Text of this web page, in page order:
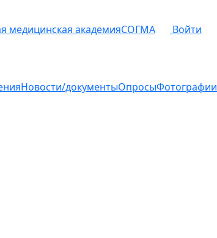
медицинская академияСОГМА Войти
Новости/документыОпросыФотографии